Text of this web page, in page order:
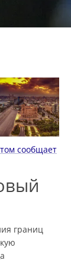
сообщает
границ